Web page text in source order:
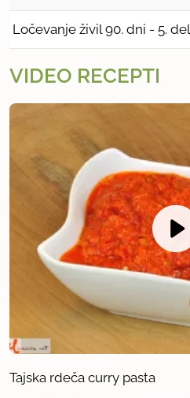
Ločevanje živil 90. dni - 5. del
VIDEO RECEPTI
Tajska rdeča curry pasta